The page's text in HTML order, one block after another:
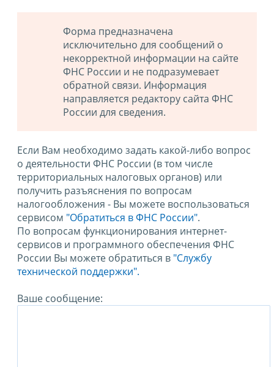
Форма предназначена
исключительно для сообщений о
некорректной информации на сайте
ФНС России и не подразумевает
обратной связи. Информация
направляется редактору сайта ФНС
России для сведения.
Если Вам необходимо задать какой-либо вопрос
о деятельности ФНС России (в том числе
территориальных налоговых органов) или
получить разъяснения по вопросам
налогообложения - Вы можете воспользоваться
сервисом "Обратиться в ФНС России".
По вопросам функционирования интернет-
сервисов и программного обеспечения ФНС
России Вы можете обратиться в "Службу
технической поддержки".
Ваше сообщение: